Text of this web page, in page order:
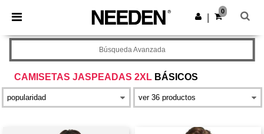
× App de Needen
¡Mejores precios en app!
Descargar app
0
CAMISETAS JASPEADAS 2XL BÁSICOS
Búsqueda Avanzada